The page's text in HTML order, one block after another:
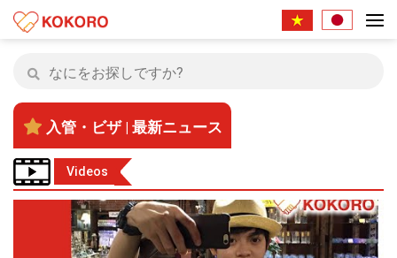
入管・ビザ | 最新ニュース
Videos